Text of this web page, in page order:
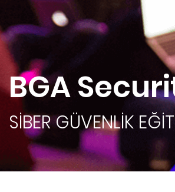
BGA
SİBER GÜVENLİK